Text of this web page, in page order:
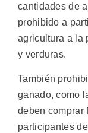
cantidades de
prohibido a
agricultura a la
y verduras.
También
ganado, como
deben comprar
participantes